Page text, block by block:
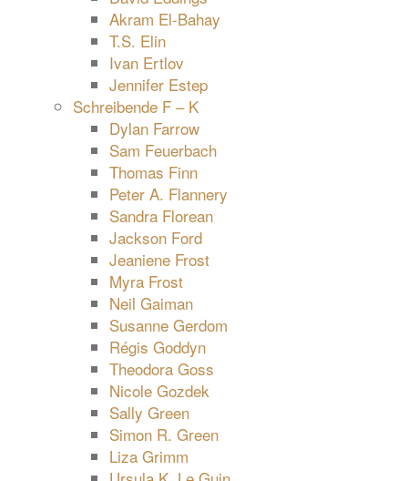
Akram El-Bahay
T.S. Elin
Ivan Ertlov
Jennifer Estep
Schreibende F – K
Dylan Farrow
Sam Feuerbach
Thomas Finn
Peter A. Flannery
Sandra Florean
Jackson Ford
Jeaniene Frost
Myra Frost
Neil Gaiman
Susanne Gerdom
Régis Goddyn
Theodora Goss
Nicole Gozdek
Sally Green
Simon R. Green
Liza Grimm